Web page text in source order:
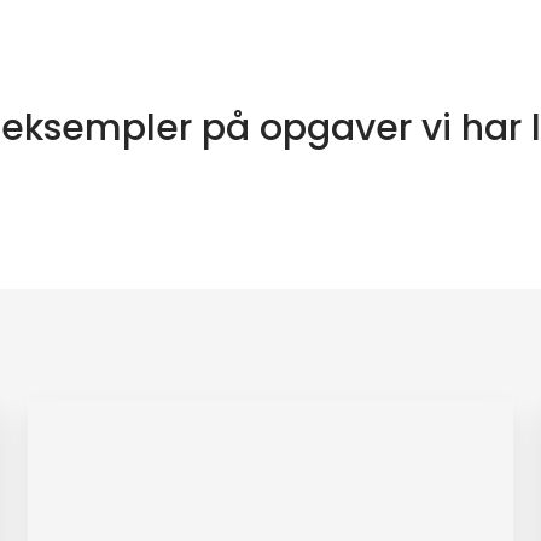
på opgaver vi ​har